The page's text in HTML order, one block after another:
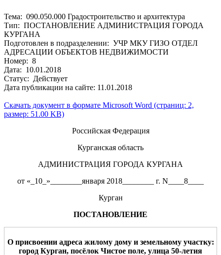
Тема: 090.050.000 Градостроительство и архитектура
Тип: ПОСТАНОВЛЕНИЕ АДМИНИСТРАЦИЯ ГОРОДА
КУРГАНА
Подготовлен в подразделении: УЧР МКУ ГИЗО ОТДЕЛ
АДРЕСАЦИИ ОБЪЕКТОВ НЕДВИЖИМОСТИ
Номер: 8
Дата: 10.01.2018
Статус: Действует
Дата публикации на сайте: 11.01.2018
Скачать документ в формате Microsoft Word (страниц: 2,
размер: 51.00 KB)
Российская Федерация
Курганская область
АДМИНИСТРАЦИЯ ГОРОДА КУРГАНА
от «_10_»________января 2018________ г. N____8____
Курган
ПОСТАНОВЛЕНИЕ
О присвоении адреса жилому домуи земельному участку:
город Курган, посёлок Чистое поле, улица 50-летия